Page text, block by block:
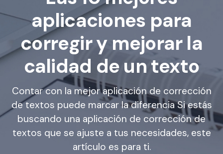
Soluciones
Quiénes somos
Sala de prensa
Tienda
PDFelement para Windows
PDFelement para Mac
Aplicación móvil
PDFelement para iPhone/iPad
PDFelement para Android
Nube
Wondershare PDFelement Cloud
Características
Educativas
Leer PDF
Anotar PDF
Crear PDF
Unir PDF
Chat con PDF
Resumidor de PDF con IA
Traductor de PDF con IA
Corrector gramatical de IA
Chat IA con imagen
Recursos
IA de PDF
Anotación de PDF
Leer PDF
1-10 usuarios
10+ usuarios
Prueba gratis Comprar ahora
aplicaciones para
corregir y mejorar la
calidad de un texto
Contar con la mejor aplicación de corrección
de textos puede marcar la diferencia Si estás
buscando una aplicación de corrección de
textos que se ajuste a tus necesidades, este
artículo es para ti.